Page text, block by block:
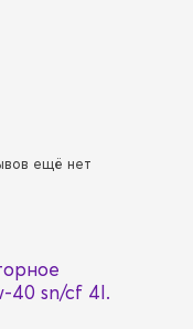
ещё нет
40 sn/cf 4l.